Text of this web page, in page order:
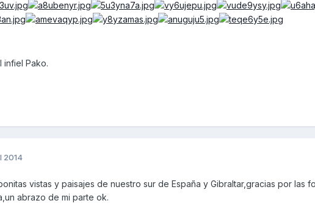
infiel Pako.
2014
vistas y paisajes de nuestro sur de España y Gibraltar,gracias por las
abrazo de mi parte ok.